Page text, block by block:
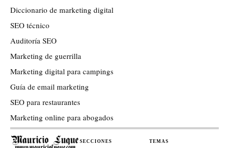
Diccionario de marketing digital
SEO técnico
Auditoría SEO
Marketing de guerrilla
Marketing digital para campings
Guía de email marketing
SEO para restaurantes
Marketing online para abogados
SECCIONES TEMAS